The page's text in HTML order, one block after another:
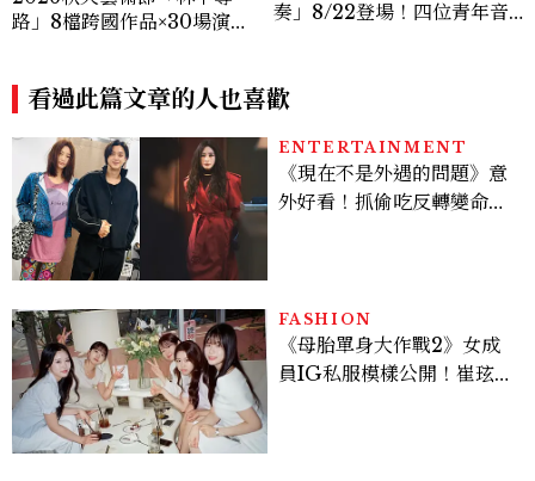
路」8檔跨國作品×30場演出×
奏」8/22登場！四位青年音
看過此篇文章的人也喜歡
ENTERTAINMENT
《現在不是外遇的問題》意
外好看！抓偷吃反轉變命
看點懶人包
FASHION
《母胎單身大作戰2》女成
員IG私服模樣公開！崔玹諝